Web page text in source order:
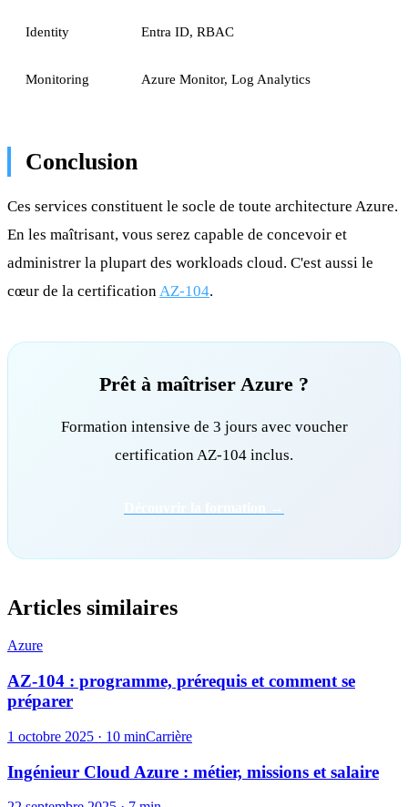
Identity Entra ID, RBAC
Monitoring Azure Monitor, Log Analytics
Conclusion
Ces services constituent le socle de toute architecture Azure.
En les maîtrisant, vous serez capable de concevoir et
administrer la plupart des workloads cloud. C'est aussi le
cœur de la certification AZ-104.
Prêt à maîtriser Azure ?
Formation intensive de 3 jours avec voucher
certification AZ-104 inclus.
Articles similaires
Azure
AZ-104 : programme, prérequis et comment se
préparer
1 octobre 2025 · 10 minCarrière
Ingénieur Cloud Azure : métier, missions et salaire